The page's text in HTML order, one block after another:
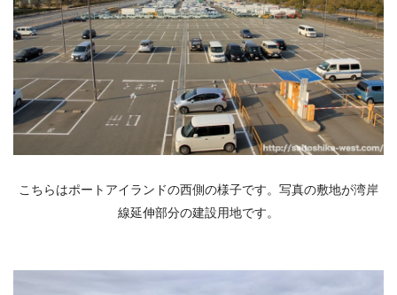
こちらはポートアイランドの西側の様子です。写真の敷地が湾岸
線延伸部分の建設用地です。